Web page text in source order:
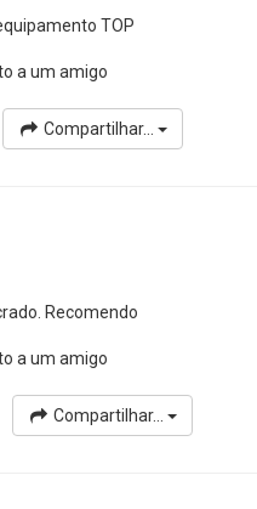
TOP
a um amigo
Compartilhar...
Recomendo
a um amigo
Compartilhar...